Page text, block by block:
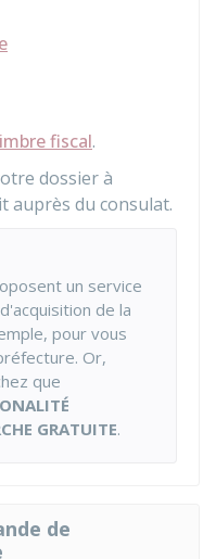
fiscal.
dossier à
auprès du consulat.
un service
de la
pour vous
Or,
que
GRATUITE.
de